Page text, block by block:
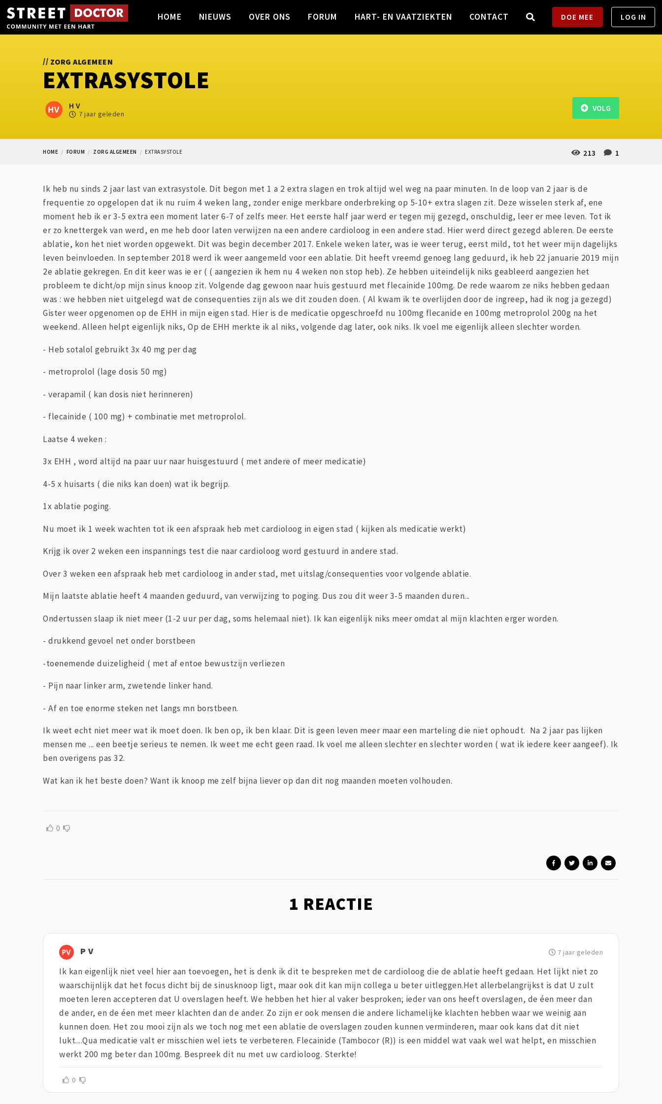
HOME NIEUWS OVER ONS FORUM HART- EN VAATZIEKTEN CONTACT DOE MEE LOG IN
// ZORG ALGEMEEN
EXTRASYSTOLE
H V
7 jaar geleden
213 1
VOLG
HOME FORUM ZORG ALGEMEEN EXTRASYSTOLE
Ik heb nu sinds 2 jaar last van extrasystole. Dit begon met 1 a 2 extra slagen en trok altijd wel weg na paar minuten. In de loop van 2 jaar is de
frequentie zo opgelopen dat ik nu ruim 4 weken lang, zonder enige merkbare onderbreking op 5-10+ extra slagen zit. Deze wisselen sterk af, ene
moment heb ik er 3-5 extra een moment later 6-7 of zelfs meer. Het eerste half jaar werd er tegen mij gezegd, onschuldig, leer er mee leven. Tot ik
er zo knettergek van werd, en me heb door laten verwijzen na een andere cardioloog in een andere stad. Hier werd direct gezegd ableren. De eerste
ablatie, kon het niet worden opgewekt. Dit was begin december 2017. Enkele weken later, was ie weer terug, eerst mild, tot het weer mijn dagelijks
leven beinvloeden. In september 2018 werd ik weer aangemeld voor een ablatie. Dit heeft vreemd genoeg lang geduurd, ik heb 22 januarie 2019 mijn
2e ablatie gekregen. En dit keer was ie er ( ( aangezien ik hem nu 4 weken non stop heb). Ze hebben uiteindelijk niks geableerd aangezien het
probleem te dicht/op mijn sinus knoop zit. Volgende dag gewoon naar huis gestuurd met flecainide 100mg. De rede waarom ze niks hebben gedaan
was : we hebben niet uitgelegd wat de consequenties zijn als we dit zouden doen. ( Al kwam ik te overlijden door de ingreep, had ik nog ja gezegd)
Gister weer opgenomen op de EHH in mijn eigen stad. Hier is de medicatie opgeschroefd nu 100mg flecanide en 100mg metroprolol 200g na het
weekend. Alleen helpt eigenlijk niks, Op de EHH merkte ik al niks, volgende dag later, ook niks. Ik voel me eigenlijk alleen slechter worden.
- Heb sotalol gebruikt 3x 40 mg per dag
- metroprolol (lage dosis 50 mg)
- verapamil ( kan dosis niet herinneren)
- flecainide ( 100 mg) + combinatie met metroprolol.
Laatse 4 weken :
3x EHH , word altijd na paar uur naar huisgestuurd ( met andere of meer medicatie)
4-5 x huisarts ( die niks kan doen) wat ik begrijp.
1x ablatie poging.
Nu moet ik 1 week wachten tot ik een afspraak heb met cardioloog in eigen stad ( kijken als medicatie werkt)
Krijg ik over 2 weken een inspannings test die naar cardioloog word gestuurd in andere stad.
Over 3 weken een afspraak heb met cardioloog in ander stad, met uitslag/consequenties voor volgende ablatie.
Mijn laatste ablatie heeft 4 maanden geduurd, van verwijzing to poging. Dus zou dit weer 3-5 maanden duren...
Ondertussen slaap ik niet meer (1-2 uur per dag, soms helemaal niet). Ik kan eigenlijk niks meer omdat al mijn klachten erger worden.
- drukkend gevoel net onder borstbeen
-toenemende duizeligheid ( met af entoe bewustzijn verliezen
- Pijn naar linker arm, zwetende linker hand.
- Af en toe enorme steken net langs mn borstbeen.
Ik weet echt niet meer wat ik moet doen. Ik ben op, ik ben klaar. Dit is geen leven meer maar een marteling die niet ophoudt. Na 2 jaar pas lijken
mensen me ... een beetje serieus te nemen. Ik weet me echt geen raad. Ik voel me alleen slechter en slechter worden ( wat ik iedere keer aangeef). Ik
ben overigens pas 32.
Wat kan ik het beste doen? Want ik knoop me zelf bijna liever op dan dit nog maanden moeten volhouden.
0
1 REACTIE
P V 7 jaar geleden
Ik kan eigenlijk niet veel hier aan toevoegen, het is denk ik dit te bespreken met de cardioloog die de ablatie heeft gedaan. Het lijkt niet zo
waarschijnlijk dat het focus dicht bij de sinusknoop ligt, maar ook dit kan mijn collega u beter uitleggen.Het allerbelangrijkst is dat U zult
moeten leren accepteren dat U overslagen heeft. We hebben het hier al vaker besproken; ieder van ons heeft overslagen, de éen meer dan
de ander, en de éen met meer klachten dan de ander. Zo zijn er ook mensen die andere lichamelijke klachten hebben waar we weinig aan
kunnen doen. Het zou mooi zijn als we toch nog met een ablatie de overslagen zouden kunnen verminderen, maar ook kans dat dit niet
lukt....Qua medicatie valt er misschien wel iets te verbeteren. Flecainide (Tambocor (R)) is een middel wat vaak wel wat helpt, en misschien
werkt 200 mg beter dan 100mg. Bespreek dit nu met uw cardioloog. Sterkte!
0